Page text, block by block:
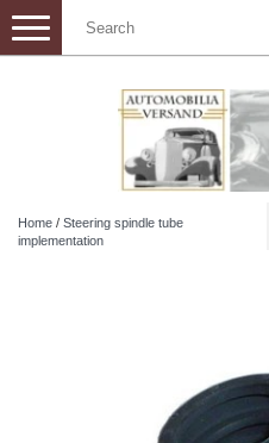
Toggle
navigation
Home / Steering spindle tube
implementation